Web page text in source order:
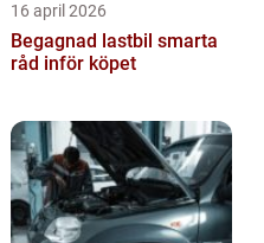
16 april 2026
Begagnad lastbil smarta
råd inför köpet